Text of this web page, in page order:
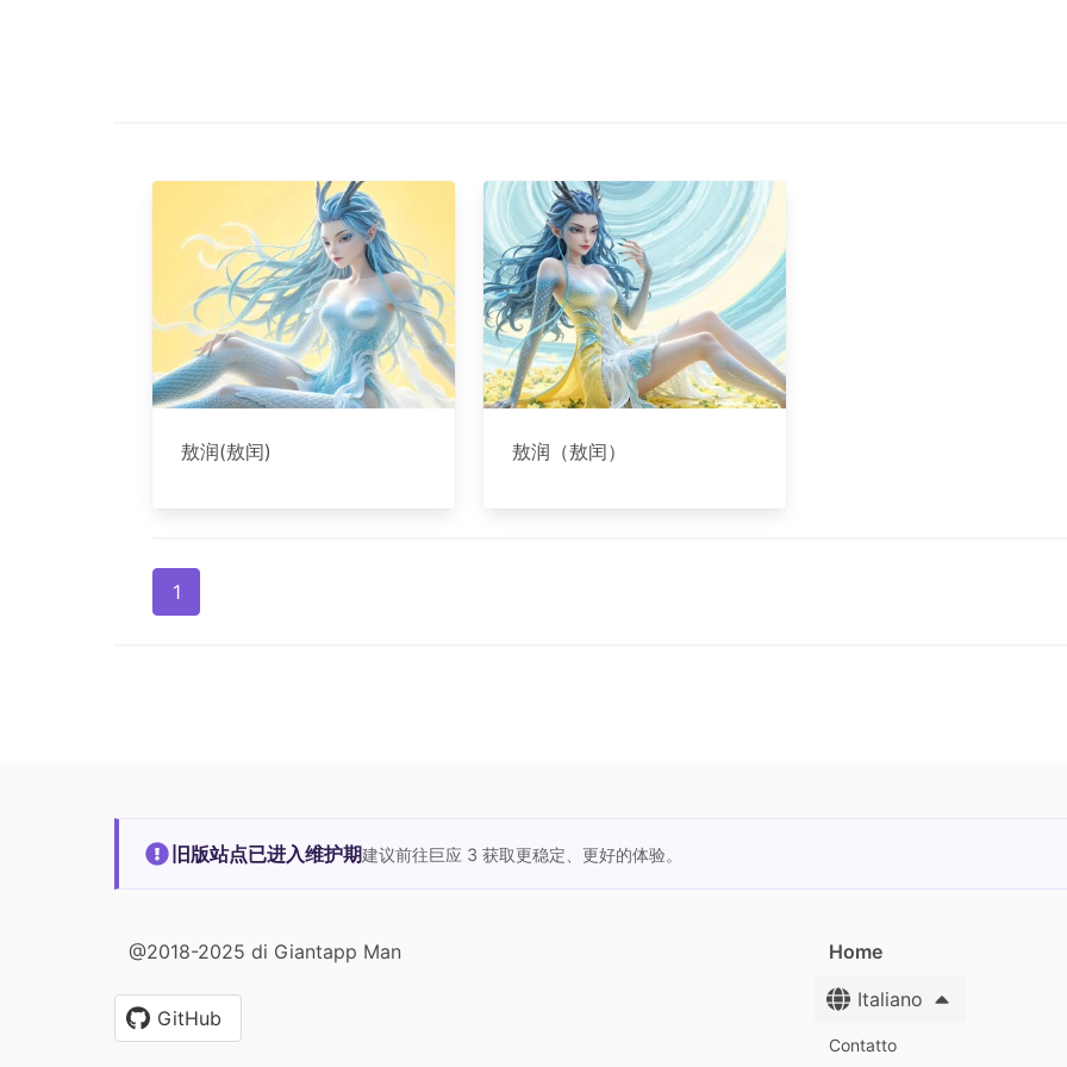
敖润(敖闰) 敖润（敖闰）
1
旧版站点已进入维护期建议前往巨应 3 获取更稳定、更好的体验。
@2018-2025 di Giantapp Man
GitHub
Home
Italiano
Contatto